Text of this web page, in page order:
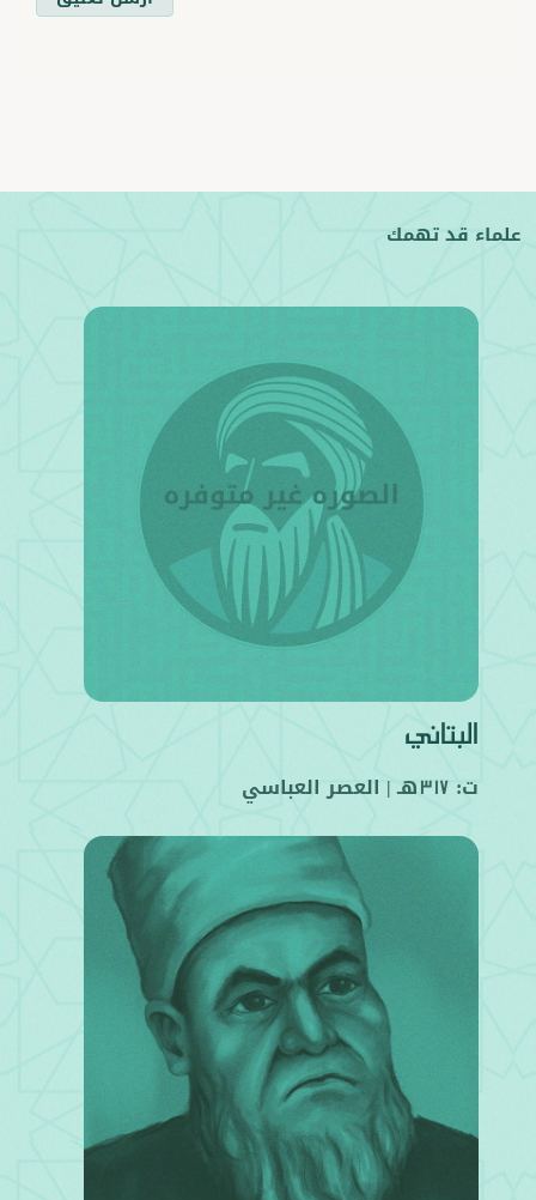
علماء قد تهمك
البتاني
ت: 317هـ | العصر العباسي